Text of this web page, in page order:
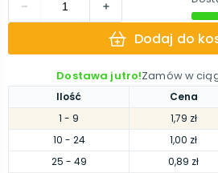
Ilość Cena
1 - 9 1,79 zł
10 - 24 1,00 zł
25 - 49 0,89 zł
Dodaj do
Dostawa jutro!Zamów w